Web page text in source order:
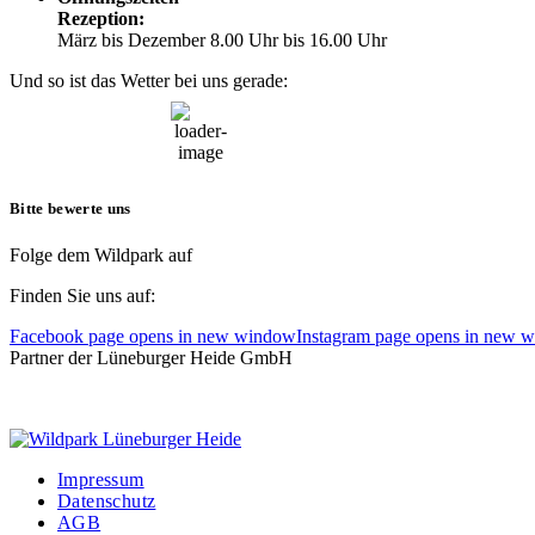
Rezeption:
März bis Dezember 8.00 Uhr bis 16.00 Uhr
Und so ist das Wetter bei uns gerade:
6. August, 2026
18°C
Bitte bewerte uns
Folge dem Wildpark auf
Finden Sie uns auf:
Facebook page opens in new windowInstagram page opens in new
Partner der Lüneburger Heide GmbH
Impressum
Datenschutz
AGB